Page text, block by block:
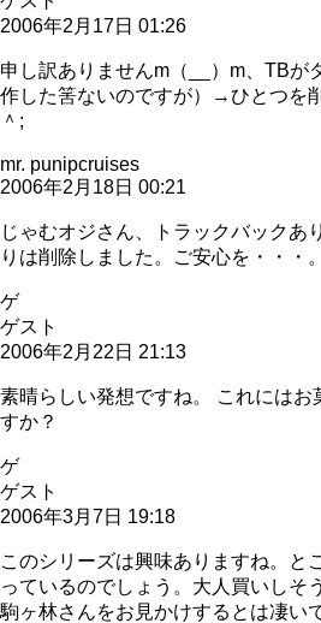
2006年2月17日 01:26
申し訳ありませんm（__）m、TBが
作した筈ないのですが）→ひとつを
＾;
mr. punipcruises
2006年2月18日 00:21
じゃむオジさん、トラックバックあ
りは削除しました。ご安心を・・・。
ゲ
ゲスト
2006年2月22日 21:13
素晴らしい発想ですね。 これにはお
すか？
ゲ
ゲスト
2006年3月7日 19:18
このシリーズは興味ありますね。と
っているのでしょう。大人買いしそ
駒ヶ林さんをお見かけするとは凄い